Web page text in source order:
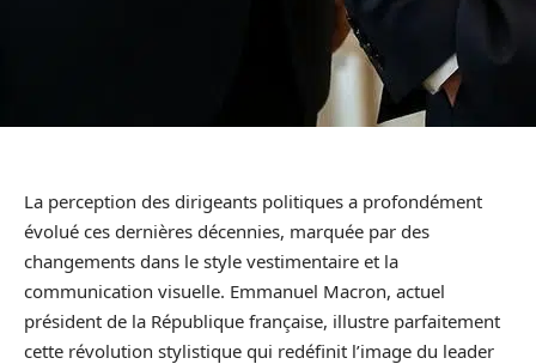
La perception des dirigeants politiques a profondément
évolué ces dernières décennies, marquée par des
changements dans le style vestimentaire et la
communication visuelle. Emmanuel Macron, actuel
président de la République française, illustre parfaitement
cette révolution stylistique qui redéfinit l’image du leader